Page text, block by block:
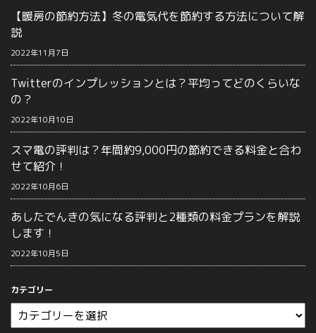
【暖房の節約方法】冬の電気代を節約する方法について解
説
2022年11月7日
Twitterのインプレッションとは？平均ってどのくらいな
の？
2022年10月10日
スマ電の評判は？年間約9,000円の節約できる料金と合わ
せて紹介！
2022年10月6日
あしたでんきの気になる評判と2種類の料金プランを解説
します！
2022年10月5日
カテゴリー